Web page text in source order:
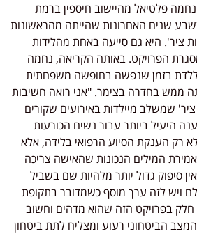
פלטיאל מהיישוב חיספין ברמת
שנים האחרונות שהייתה מהראשונות
ציר'. היא גם סייעה באחת מהלידות
הפרויקט. באותה הקריאה, נחמה
בזמן שנפשה בחופשה משפחתית
ממש בחדרה בצימר. "אני רואה חשיבות
שמשלב מיילדות באירועים שקורים
היעיל ביותר עבור נשים הכורעות
רק הענקת הסיוע הרפואי בלידה, אלא
המילים הנכונות שהאישה צריכה
סיפוק גדול יותר מלהיות שם בשביל
ויש לזה ערך מוסף כשמדובר בתקופת
בפרויקט הזה שהוא מדהים וחשוב
הביטחוני רעוע ומצליח לתת ביטחון